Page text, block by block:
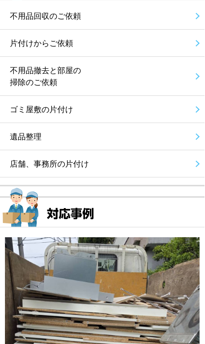
不用品回収のご依頼
片付けからご依頼
不用品撤去と部屋の
掃除のご依頼
ゴミ屋敷の片付け
遺品整理
店舗、事務所の片付け